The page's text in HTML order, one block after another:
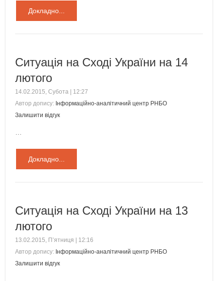
Докладно...
Ситуація на Сході України на 14
лютого
14.02.2015, Субота | 12:27
Автор допису: Інформаційно-аналітичний центр РНБО
Залишити відгук
Докладно...
Ситуація на Сході України на 13
лютого
13.02.2015, П’ятниця | 12:16
Автор допису: Інформаційно-аналітичний центр РНБО
Залишити відгук